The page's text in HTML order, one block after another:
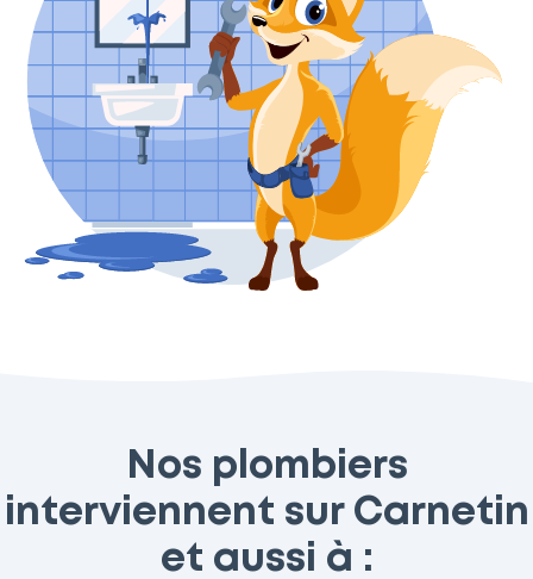
Nos plombiers
interviennent sur Carnetin
et aussi à :